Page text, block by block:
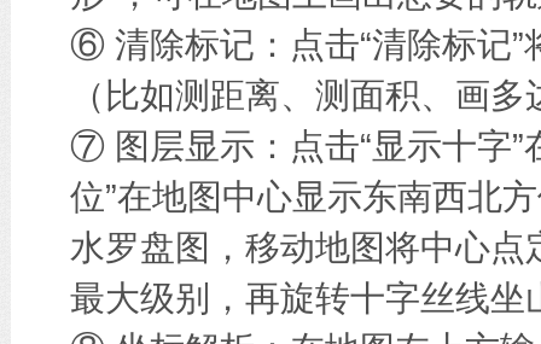
⑥ 清除标记：点击“清除标记
（比如测距离、测面积、画多
⑦ 图层显示：点击“显示十字”
位”在地图中心显示东南西北
水罗盘图，移动地图将中心
最大级别，再旋转十字丝线坐